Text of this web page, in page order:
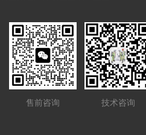
售前咨询 技术咨询